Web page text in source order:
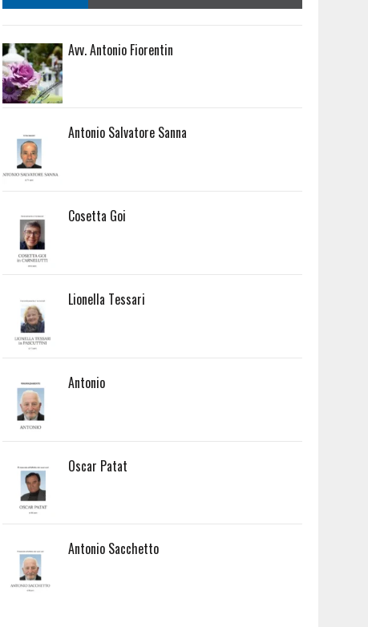
Avv. Antonio Fiorentin
Antonio Salvatore Sanna
Cosetta Goi
Lionella Tessari
Antonio
Oscar Patat
Antonio Sacchetto